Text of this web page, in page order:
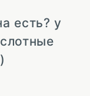
есть? у